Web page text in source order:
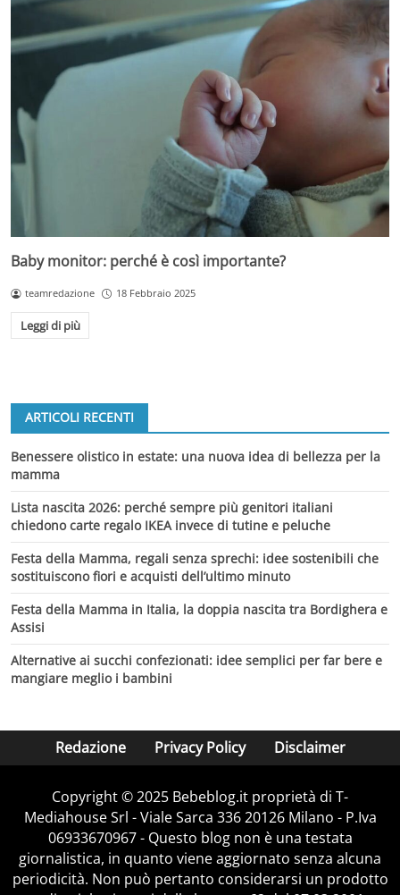
Baby monitor: perché è così importante?
teamredazione 18 Febbraio 2025
Leggi di più
ARTICOLI RECENTI
Benessere olistico in estate: una nuova idea di bellezza per la
mamma
Lista nascita 2026: perché sempre più genitori italiani
chiedono carte regalo IKEA invece di tutine e peluche
Festa della Mamma, regali senza sprechi: idee sostenibili che
sostituiscono fiori e acquisti dell’ultimo minuto
Festa della Mamma in Italia, la doppia nascita tra Bordighera e
Assisi
Alternative ai succhi confezionati: idee semplici per far bere e
mangiare meglio i bambini
Redazione Privacy Policy Disclaimer
Copyright © 2025 Bebeblog.it proprietà di T-
Mediahouse Srl - Viale Sarca 336 20126 Milano - P.Iva
06933670967 - Questo blog non è una testata
giornalistica, in quanto viene aggiornato senza alcuna
periodicità. Non può pertanto considerarsi un prodotto